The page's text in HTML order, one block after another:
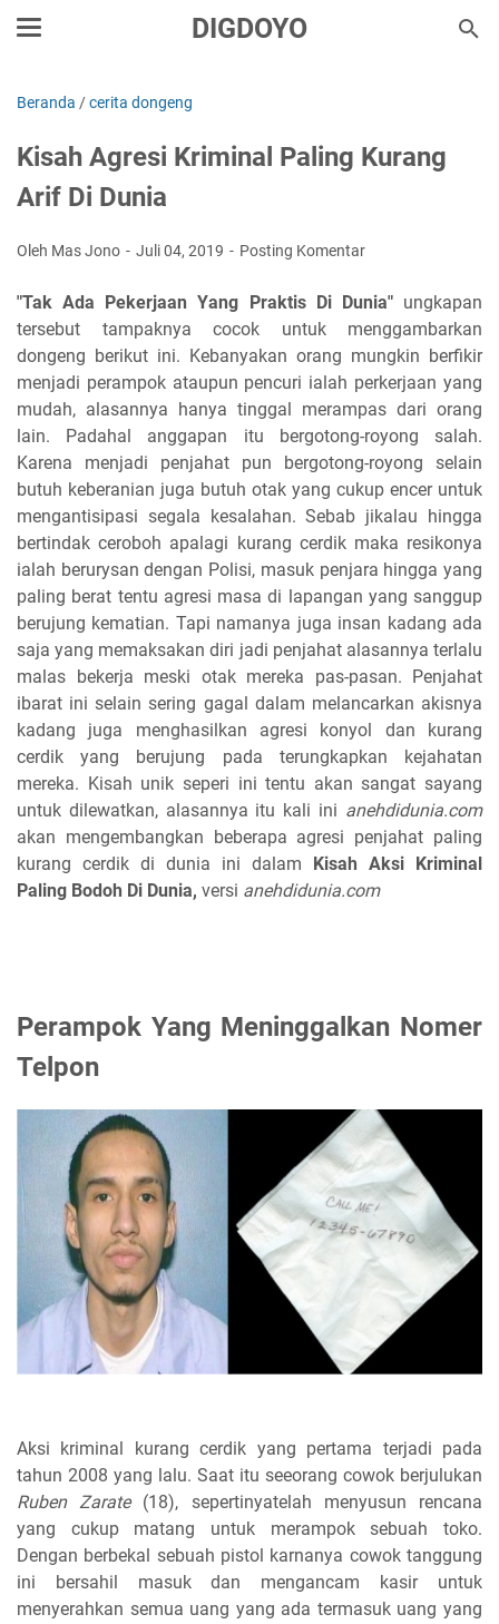
DIGDOYO
Beranda /cerita dongeng
Kisah Agresi Kriminal Paling Kurang
Arif Di Dunia
Oleh Mas Jono Juli 04, 2019 Posting Komentar
"Tak Ada Pekerjaan Yang Praktis Di Dunia"ungkapan
tersebut tampaknya cocok untuk menggambarkan
dongeng berikut ini. Kebanyakan orang mungkin berfikir
menjadi perampok ataupun pencuri ialah perkerjaan yang
mudah, alasannya hanya tinggal merampas dari orang
lain. Padahal anggapan itu bergotong-royong salah.
Karena menjadi penjahat pun bergotong-royong selain
butuh keberanian juga butuh otak yang cukup encer untuk
mengantisipasi segala kesalahan. Sebab jikalau hingga
bertindak ceroboh apalagi kurang cerdik maka resikonya
ialah berurysan dengan Polisi, masuk penjara hingga yang
paling berat tentu agresi masa di lapangan yang sanggup
berujung kematian. Tapi namanya juga insan kadang ada
saja yang memaksakan diri jadi penjahat alasannya terlalu
malas bekerja meski otak mereka pas-pasan. Penjahat
ibarat ini selain sering gagal dalam melancarkan akisnya
kadang juga menghasilkan agresi konyol dan kurang
cerdik yang berujung pada terungkapkan kejahatan
mereka. Kisah unik seperi ini tentu akan sangat sayang
untuk dilewatkan, alasannya itu kali ini anehdidunia.com
akan mengembangkan beberapa agresi penjahat paling
kurang cerdik di dunia ini dalam Kisah Aksi Kriminal
Paling Bodoh Di Dunia, versi anehdidunia.com
Perampok Yang Meninggalkan Nomer
Telpon
Aksi kriminal kurang cerdik yang pertama terjadi pada
tahun 2008 yang lalu. Saat itu seeorang cowok berjulukan
Ruben Zarate(18), sepertinyatelah menyusun rencana
yang cukup matang untuk merampok sebuah toko.
Dengan berbekal sebuah pistol karnanya cowok tanggung
ini bersahil masuk dan mengancam kasir untuk
menyerahkan semua uang yang ada termasuk uang yang